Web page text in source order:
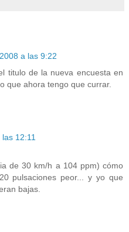
a las 9:22
titulo de la nueva encuesta en
que ahora tengo que currar.
12:11
de 30 km/h a 104 ppm) cómo
pulsaciones peor... y yo que
bajas.